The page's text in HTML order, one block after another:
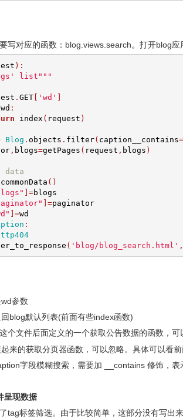
写对应的函数：blog.views.search。打开blog应
):
list"""
. GET[ 'wd' ]
wd :
index ( request )
Blog . objects . filter( caption__contains=
, blogs=getPages ( request , blogs )
data
()
]=blogs
]=paginator
]=wd
:
( 'blog/blog_search.html' ,
参数
blog默认列表(前面有些index函数)
个文件后面定义的一个获取公告数据的函数，可
来的获取分页器函数，可以忽略。具体可以看前
字段模糊搜索，需要加 __contains 修饰，表
呈现数据
tag标签筛选。由于比较简单，这部分没有写出